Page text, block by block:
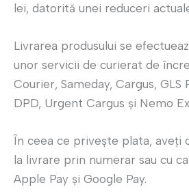
lei, datorită unei reduceri
Livrarea produsului se
unor servicii de curierat de
Courier, Sameday, Cargus, GLS
DPD, Urgent Cargus și Nemo
În ceea ce privește plata, aveți
la livrare prin numerar sau cu
Apple Pay și Google Pay.